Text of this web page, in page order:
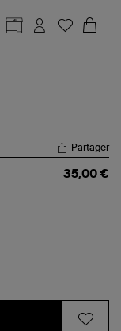
Partager
35,00 €